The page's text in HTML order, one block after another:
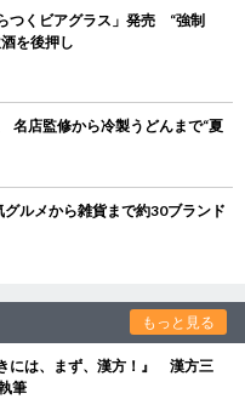
つくビアグラス」発売 “強制
を後押し
名店監修から冷製うどんまで“夏
ルメから雑貨まで約30ブランド
もっと見る
には、まず、漢方！』 漢方三
筆